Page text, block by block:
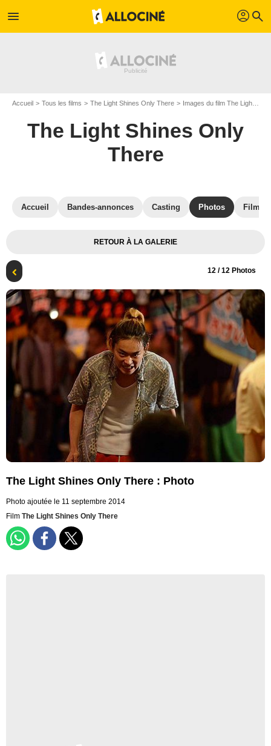
menu profil search
Accueil Tous les films The Light Shines Only There Images du film The Light Shines Only There
The Light Shines Only
There
Accueil Bandes-annonces Casting Photos Films
RETOUR À LA GALERIE
12 / 12 Photos
The Light Shines Only There : Photo
Photo ajoutée le 11 septembre 2014
Film The Light Shines Only There